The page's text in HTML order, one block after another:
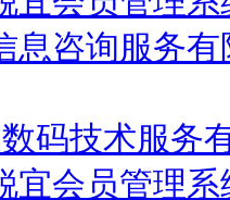
息咨询服务